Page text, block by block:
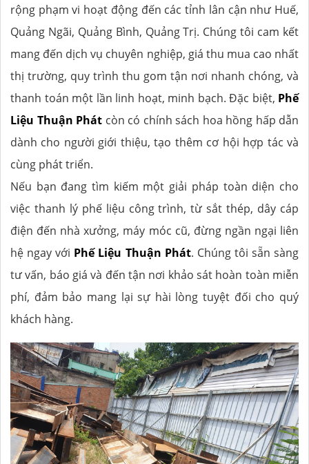
rộng phạm vi hoạt động đến các tỉnh lân cận như Huế,
Quảng Ngãi, Quảng Bình, Quảng Trị. Chúng tôi cam kết
mang đến dịch vụ chuyên nghiệp, giá thu mua cao nhất
thị trường, quy trình thu gom tận nơi nhanh chóng, và
thanh toán một lần linh hoạt, minh bạch. Đặc biệt, Phế
Liệu Thuận Phát còn có chính sách hoa hồng hấp dẫn
dành cho người giới thiệu, tạo thêm cơ hội hợp tác và
cùng phát triển.
Nếu bạn đang tìm kiếm một giải pháp toàn diện cho
việc thanh lý phế liệu công trình, từ sắt thép, dây cáp
điện đến nhà xưởng, máy móc cũ, đừng ngần ngại liên
hệ ngay với Phế Liệu Thuận Phát. Chúng tôi sẵn sàng
tư vấn, báo giá và đến tận nơi khảo sát hoàn toàn miễn
phí, đảm bảo mang lại sự hài lòng tuyệt đối cho quý
khách hàng.